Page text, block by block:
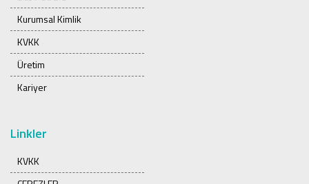
Kurumsal Kimlik
KVKK
Üretim
Kariyer
Linkler
KVKK